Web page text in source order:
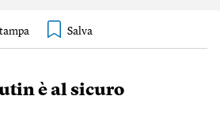
è al sicuro